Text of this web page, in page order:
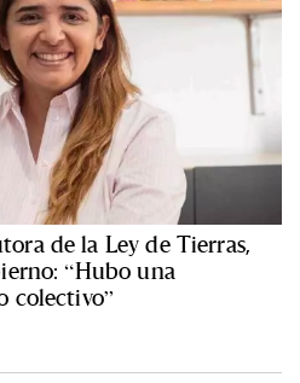
de la Ley de Tierras,
“Hubo una
colectivo”